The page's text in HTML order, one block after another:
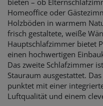
Homeoffice oder
Holzböden in warmem
frisch gestaltete, weiße
Hauptschlafzimmer bietet
einen hochwertigen
Das zweite Schlafzimmer
Stauraum ausgestattet.
punktet mit einer
Luftqualität und einem